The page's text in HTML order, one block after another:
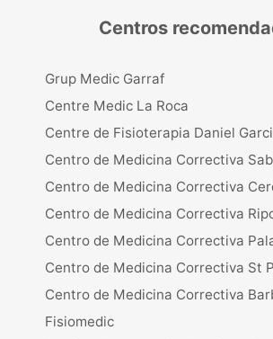
Centros
Grup Medic Garraf
Centre Medic La Roca
Centre de Fisioterapia Daniel
Centro de Medicina Correctiva
Centro de Medicina Correctiva
Centro de Medicina Correctiva
Centro de Medicina Correctiva
Centro de Medicina Correctiva St
Centro de Medicina Correctiva
Fisiomedic